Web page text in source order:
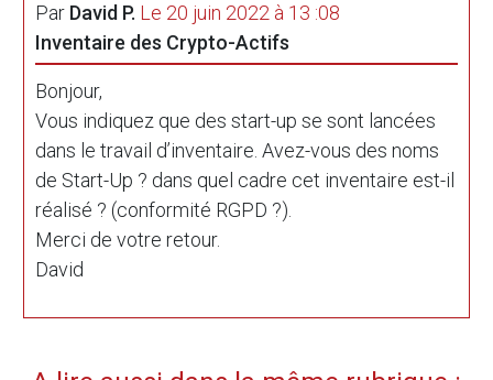
Par David P. Le 20 juin 2022 à 13 :08
Inventaire des Crypto-Actifs
Bonjour,
Vous indiquez que des start-up se sont lancées
dans le travail d’inventaire. Avez-vous des noms
de Start-Up ? dans quel cadre cet inventaire est-il
réalisé ? (conformité RGPD ?).
Merci de votre retour.
David